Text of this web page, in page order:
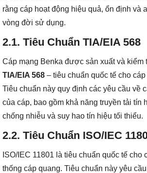
rằng cáp hoạt động hiệu quả, ổn định và
vòng đời sử dụng.
2.1. Tiêu Chuẩn TIA/EIA 568
Cáp mạng Benka được sản xuất và kiểm
TIA/EIA 568 – tiêu chuẩn quốc tế cho
Tiêu chuẩn này quy định các yêu cầu về
của cáp, bao gồm khả năng truyền tải tín
chống nhiễu và suy hao tín hiệu tối thiểu.
2.2. Tiêu Chuẩn ISO/IEC
ISO/IEC 11801 là tiêu chuẩn quốc tế cho
thống cáp quang. Tiêu chuẩn này yêu